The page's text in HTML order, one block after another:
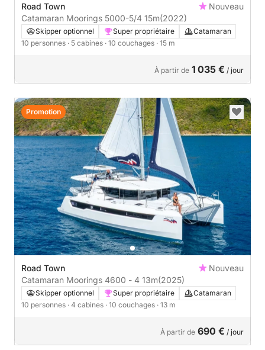
Road Town
Nouveau
Catamaran Moorings 5000-5/4 15m(2022)
Skipper optionnel Super propriétaire
Catamaran
10 personnes · 5 cabines · 10 couchages · 15 m
À partir de 1 035 € / jour
Road Town
Nouveau
Catamaran Moorings 4600 - 4 13m(2025)
Skipper optionnel Super propriétaire
Catamaran
10 personnes · 4 cabines · 10 couchages · 13 m
À partir de 690 € / jour
Promotion